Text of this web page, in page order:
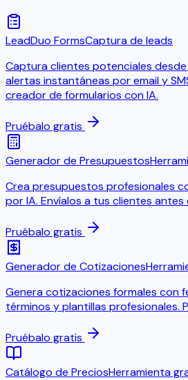
LeadDuo FormsCaptura de leads
Captura clientes potenciales
alertas instantáneas por email y
creador de formularios con IA.
Pruébalo gratis
Generador de Presupuestos
Crea presupuestos profesionales
por IA. Envíalos a tus clientes
Pruébalo gratis
Generador de Cotizaciones
Genera cotizaciones formales con
términos y plantillas profesionales.
Pruébalo gratis
Catálogo de PreciosHerramienta